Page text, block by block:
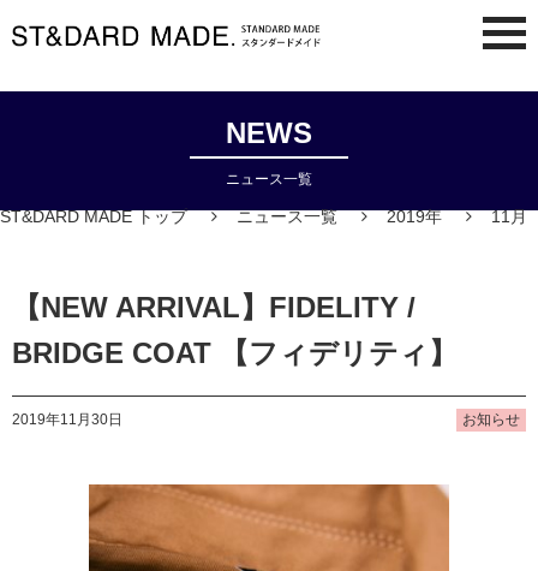
NEWS
ニュース一覧
ST&DARD MADE トップ ニュース一覧 2019年 11月
【NEW ARRIVAL】FIDELITY /
BRIDGE COAT 【フィデリティ】
2019年11月30日 お知らせ